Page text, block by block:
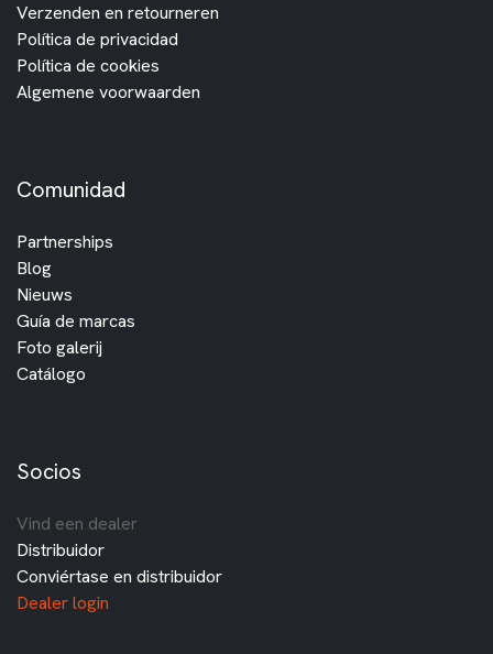
Verzenden en retourneren
Política de privacidad
Política de cookies
Algemene voorwaarden
Comunidad
Partnerships
Blog
Nieuws
Guía de marcas
Foto galerij
Catálogo
Socios
Vind een dealer
Distribuidor
Conviértase en distribuidor
Dealer login